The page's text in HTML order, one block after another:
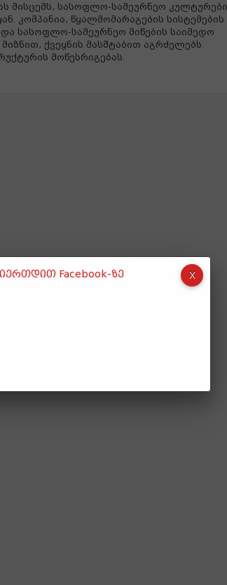
მისცემს, სასოფლო-სამეურნეო კულტურები
კომპანია, წყალმომარაგების სისტემების
და სასოფლო-სამეურნეო მიწების საიმედო
ქვეყნის მასშტაბით აგრძელებს
მოწესრიგებას.
Facebook-ზე